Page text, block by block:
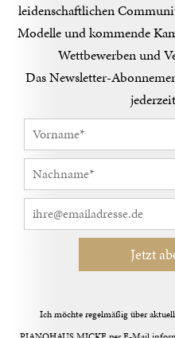
leidenschaftlichen
Modelle und kommende
Wettbewerben und
Das Newsletter-
Jetzt
Ich möchte regelmäßig über